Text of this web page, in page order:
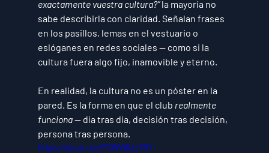
exactamente vuestra cultura?” la mayoría no
sabe describirla con claridad. Señalan frases
en los pasillos, lemas en el vestuario o
eslóganes en redes sociales — como si la
cultura fuera algo fijo, inamovible y eterno.
En realidad, la cultura no es un póster en la
pared. Es la forma en que el club realmente
funciona — día tras día, decisión tras decisión,
persona tras persona.
https://youtu.be/FSWVi8JzTBY